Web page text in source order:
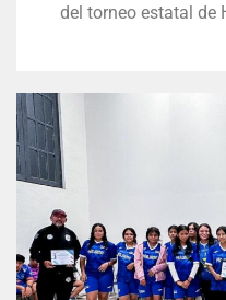
del torneo estatal de